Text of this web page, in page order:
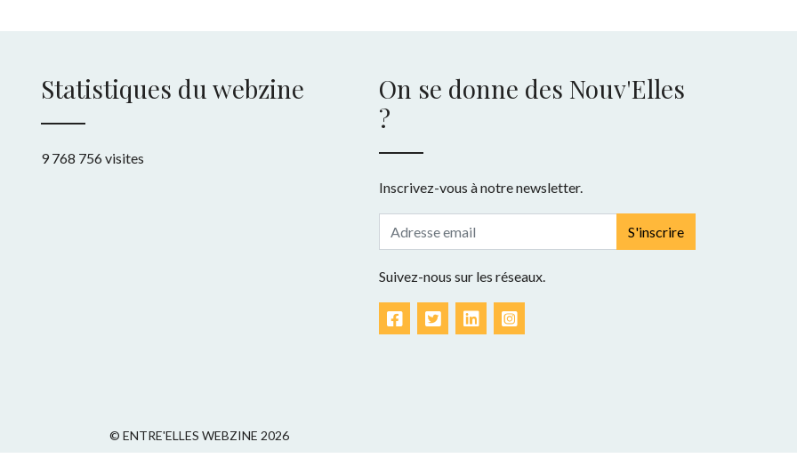
Statistiques du webzine
9 768 756 visites
On se donne des Nouv'Elles
?
Inscrivez-vous à notre newsletter.
S'inscrire
Suivez-nous sur les réseaux.
FacebookTwitterLinkedIn
© ENTRE'ELLES WEBZINE 2026